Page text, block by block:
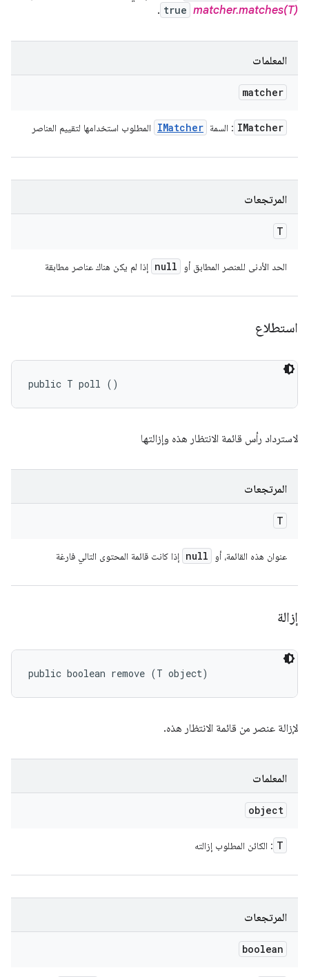
matcher.matches(T)
true
.
المعلمات
matcher
IMatcher : السمة IMatcher المطلوب استخدامها لتقييم العناصر
المرتجعات
T
الحد الأدنى للعنصر المطابق أو null إذا لم يكن هناك عناصر مطابقة
استطلاع
public T poll ()
لاسترداد رأس قائمة الانتظار هذه وإزالتها
المرتجعات
T
عنوان هذه القائمة، أو null إذا كانت قائمة المحتوى التالي فارغة
إزالة
public boolean remove (T object)
لإزالة عنصر من قائمة الانتظار هذه.
المعلمات
object
T : الكائن المطلوب إزالته
المرتجعات
boolean